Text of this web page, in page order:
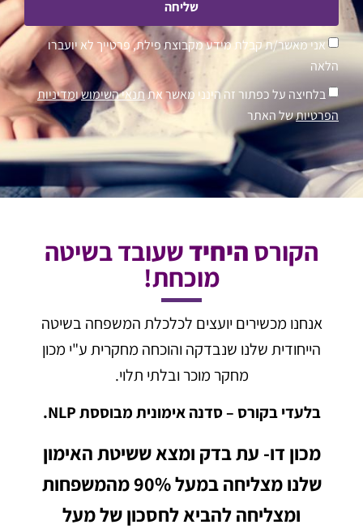
אני מאשר/ת קבלת מידע מקבוצת פילת, פרטייך לא יועברו
הלאה
בלחיצה על כפתור זה הינני מאשר אתתנאי השימושומדיניות
הפרטיותשל האתר
שליחה
הקורסהיחידשעובד בשיטה
מוכחת!
אנחנו מכשירים יועצים לכלכלת המשפחה בשיטה
הייחודית שלנו שנבדקה והוכחה מחקרית ע"י מכון
מחקר מוכר ובלתי תלוי.
בלעדי בקורס – סדנה אימונית מבוססת NLP.
מכון דו- עת בדק ומצא ששיטת האימון
שלנו מצליחה במעל 90% מהמשפחות
ומצליחה להביא לחסכון של מעל